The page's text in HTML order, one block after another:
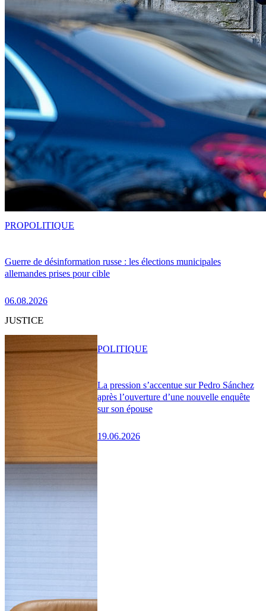
Guerre de désinformation russe : les élections municipales
allemandes prises pour cible
06.08.2026
PROPOLITIQUE
JUSTICE
La pression s’accentue sur Pedro Sánchez
après l’ouverture d’une nouvelle enquête
sur son épouse
19.06.2026
POLITIQUE